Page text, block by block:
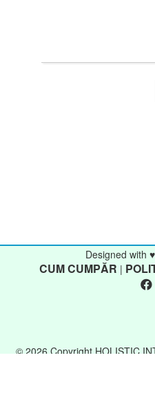
Designed with
CUM CUMPĂR |
© 2026 Copyright HOLISTIC